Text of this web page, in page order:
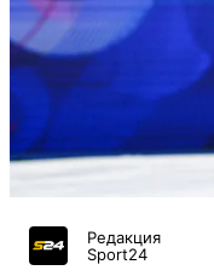
Редакция
Sport24